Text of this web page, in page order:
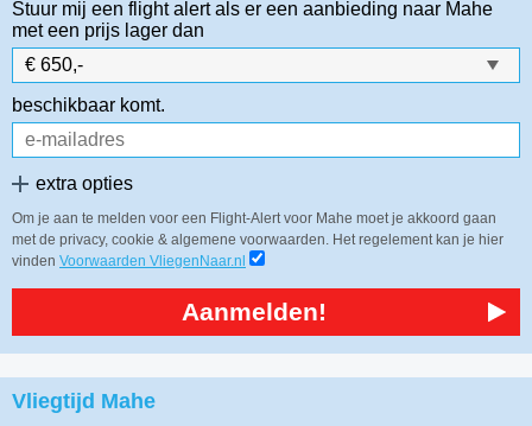
Stuur mij een flight alert als er een aanbieding naar Mahe
met een prijs lager dan
beschikbaar komt.
extra opties
Om je aan te melden voor een Flight-Alert voor Mahe moet je akkoord gaan
met de privacy, cookie & algemene voorwaarden. Het regelement kan je hier
vinden Voorwaarden VliegenNaar.nl
Aanmelden!
Vliegtijd Mahe